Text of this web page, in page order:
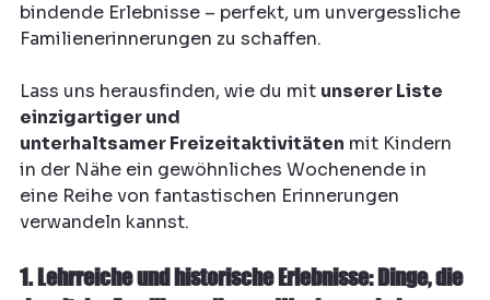
bindende Erlebnisse – perfekt, um unvergessliche
Familienerinnerungen zu schaffen.
Lass uns herausfinden, wie du mit unserer Liste
einzigartiger und
unterhaltsamer Freizeitaktivitäten mit Kindern
in der Nähe ein gewöhnliches Wochenende in
eine Reihe von fantastischen Erinnerungen
verwandeln kannst.
1. Lehrreiche und historische Erlebnisse: Dinge, die